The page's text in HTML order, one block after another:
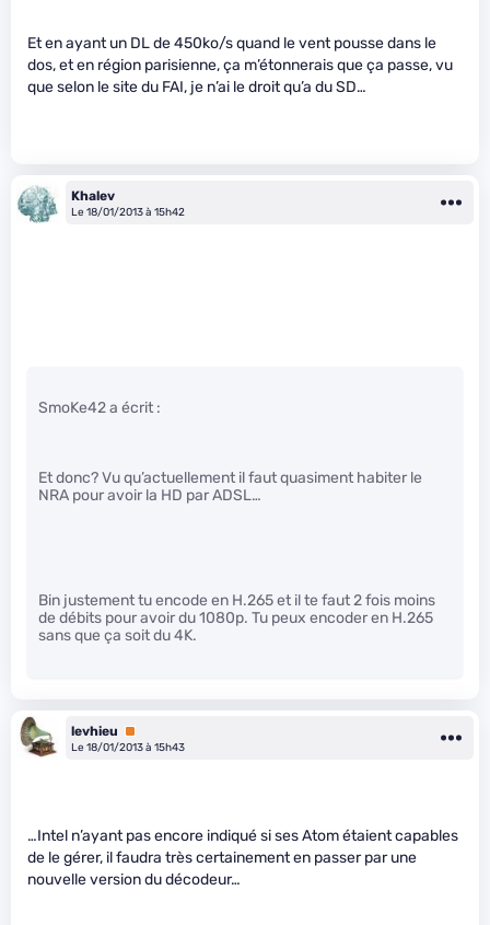
Et en ayant un DL de 450ko/s quand le vent pousse dans le
dos, et en région parisienne, ça m’étonnerais que ça passe, vu
que selon le site du FAI, je n’ai le droit qu’a du SD…
Khalev
Le 18/01/2013 à 15h42
SmoKe42 a écrit :
Et donc? Vu qu’actuellement il faut quasiment habiter le
NRA pour avoir la HD par ADSL…
Bin justement tu encode en H.265 et il te faut 2 fois moins
de débits pour avoir du 1080p. Tu peux encoder en H.265
sans que ça soit du 4K.
levhieu
Premium
Le 18/01/2013 à 15h43
…Intel n’ayant pas encore indiqué si ses Atom étaient capables
de le gérer, il faudra très certainement en passer par une
nouvelle version du décodeur…